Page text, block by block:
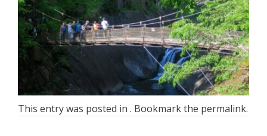
This entry was posted in . Bookmark the permalink.